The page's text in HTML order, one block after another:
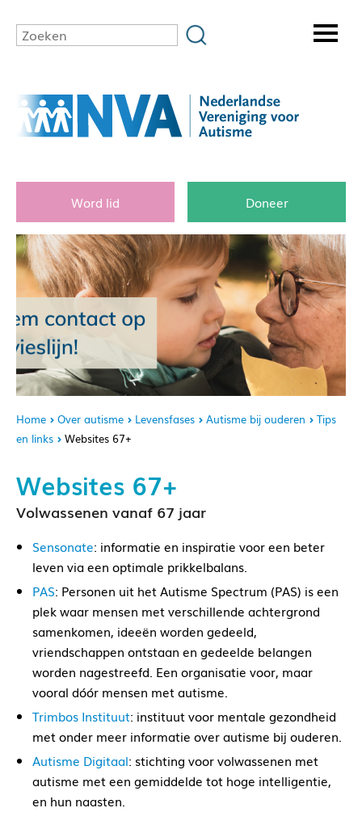
Word lid Doneer
Home Over autisme Levensfases Autisme bij ouderen
Tips
en links
Websites 67+
Websites 67+
Volwassenen vanaf 67 jaar
Sensonate: informatie en inspiratie voor een beter
leven via een optimale prikkelbalans.
PAS: Personen uit het Autisme Spectrum (PAS) is een
plek waar mensen met verschillende achtergrond
samenkomen, ideeën worden gedeeld,
vriendschappen ontstaan en gedeelde belangen
worden nagestreefd. Een organisatie voor, maar
vooral dóór mensen met autisme.
Trimbos Instituut: instituut voor mentale gezondheid
met onder meer informatie over autisme bij ouderen.
Autisme Digitaal: stichting voor volwassenen met
autisme met een gemiddelde tot hoge intelligentie,
en hun naasten.